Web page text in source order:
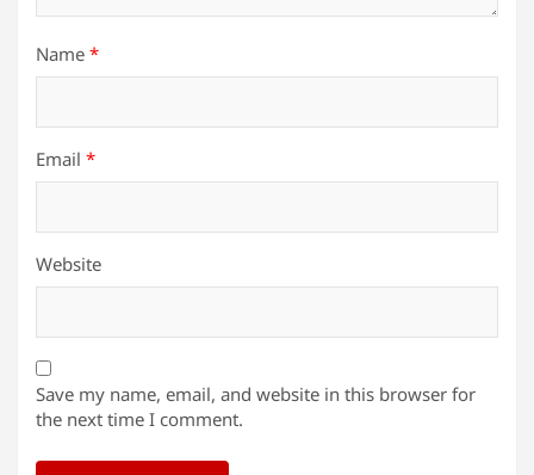
Name *
Email *
Website
Save my name, email, and website in this browser for
the next time I comment.